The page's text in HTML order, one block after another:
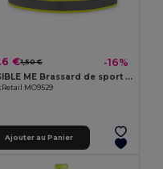
€1,50 € -16%
VISIBLE ME Brassard de sport en lycra
MO9529
Ajouter au Panier